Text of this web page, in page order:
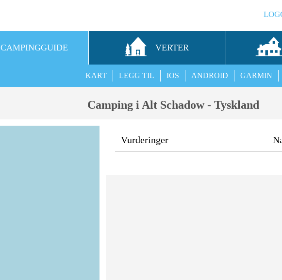
CAMPINGGUIDE VERTER
GARMIN
ANDROID
IOS
LEGG TIL
KART
Camping i Alt Schadow - Tyskland
Vurderinger